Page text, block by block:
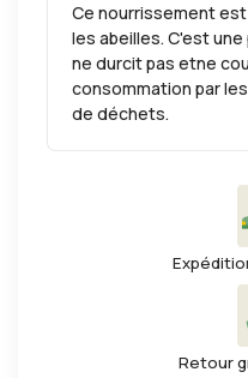
Ce nourrissement
les abeilles. C'est
ne durcit pas etne
consommation par
de déchets.
Retour